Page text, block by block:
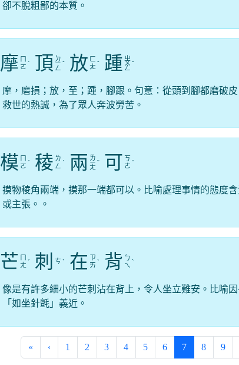
卻不脫粗鄙的本質。
摩 ㄇ
ㄛ ˊ 頂 ㄉ
ㄧ
ㄥ
ˇ 放 ㄈ
ㄤ ˇ 踵 ㄓ
ㄨ
ㄥ
ˇ
摩，磨損；放，至；踵，腳跟。句意：從頭到腳都磨破
救世的熱誠，為了眾人奔波勞苦。
模 ㄇ
ㄛ ˊ 稜 ㄌ
ㄥ ˊ 兩 ㄌ
ㄧ
ㄤ
ˇ 可 ㄎ
ㄜ ˇ
摸物稜角兩端，摸那一端都可以。比喻處理事情的態度
或主張。。
芒 ㄇ
ㄤ ˊ 刺 ㄘˋ 在 ㄗ
ㄞ ˋ 背 ㄅ
ㄟ ˋ
像是有許多細小的芒刺沾在背上，令人坐立難安。比喻
「如坐針氈」義近。
« ‹ 1 2 3 4 5 6 7(current)
8 9